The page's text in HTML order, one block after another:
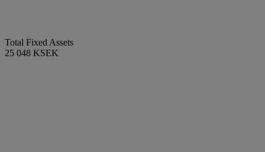
Total Fixed Assets
25 048 KSEK